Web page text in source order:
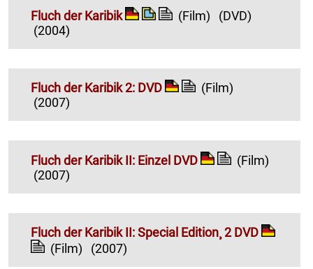
Fluch der Karibik (Film)
(DVD)
(2004)
Fluch der Karibik 2: DVD
(Film)
(2007)
Fluch der Karibik II: Einzel DVD
(Film)
(2007)
Fluch der Karibik II: Special Edition¸ 2 DVD
(Film)
(2007)